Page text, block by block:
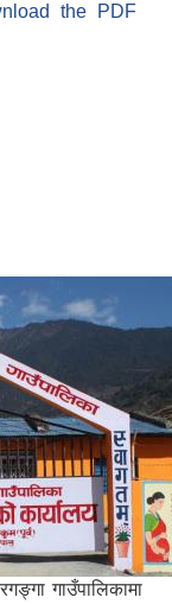
the PDF
गाउँपालिकामा